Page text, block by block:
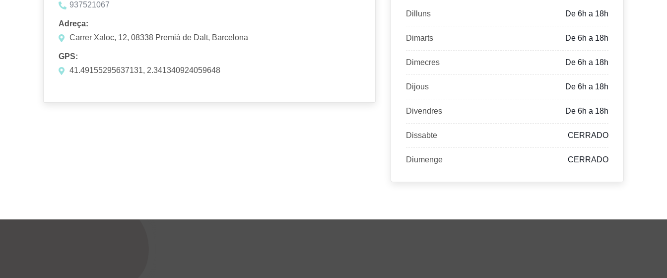
937521067
Adreça:
Carrer Xaloc, 12, 08338 Premià de Dalt, Barcelona
GPS:
41.49155295637131, 2.341340924059648
Dilluns De 6h a 18h
Dimarts De 6h a 18h
Dimecres De 6h a 18h
Dijous De 6h a 18h
Divendres De 6h a 18h
Dissabte CERRADO
Diumenge CERRADO